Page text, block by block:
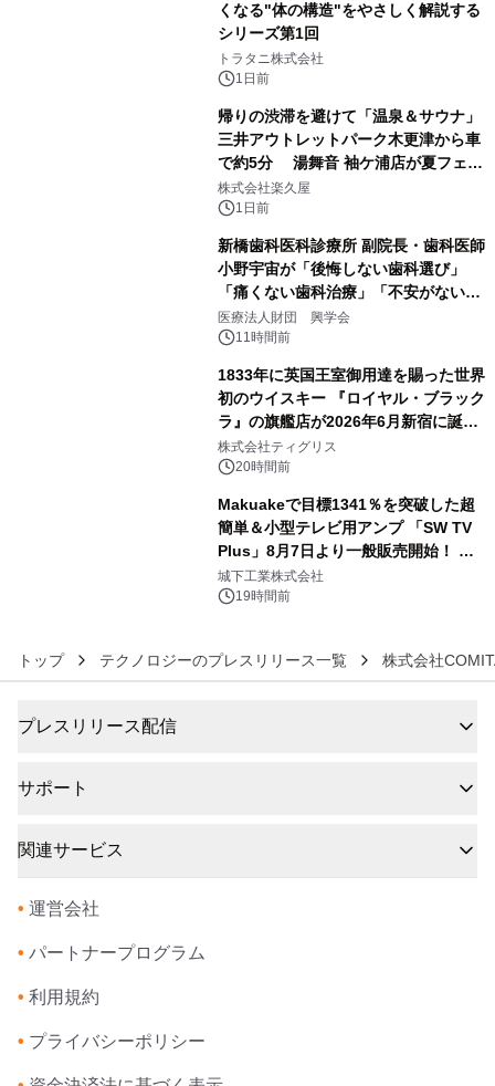
くなる"体の構造"をやさしく解説する
シリーズ第1回
トラタニ株式会社
1日前
帰りの渋滞を避けて「温泉＆サウナ」
三井アウトレットパーク木更津から車
で約5分 湯舞音 袖ケ浦店が夏フェア
メニューを提供
株式会社楽久屋
1日前
新橋歯科医科診療所 副院長・歯科医師
小野宇宙が「後悔しない歯科選び」
「痛くない歯科治療」「不安がない治
療計画」をテーマに専門監修
医療法人財団 興学会
11時間前
1833年に英国王室御用達を賜った世界
初のウイスキー 『ロイヤル・ブラック
ラ』の旗艦店が2026年6月新宿に誕
生 バカルディ ジャパンと連携した
没入型バー「BAR Arca」
株式会社ティグリス
20時間前
Makuakeで目標1341％を突破した超
簡単＆小型テレビ用アンプ 「SW TV
Plus」8月7日より一般販売開始！ ケ
ーブル1本つなぐだけ、テレビの音が
ぐっと豊かに
城下工業株式会社
19時間前
トップ テクノロジーのプレスリリース一覧 株式会社
プレスリリース配信
サポート
関連サービス
• 運営会社
• パートナープログラム
• 利用規約
• プライバシーポリシー